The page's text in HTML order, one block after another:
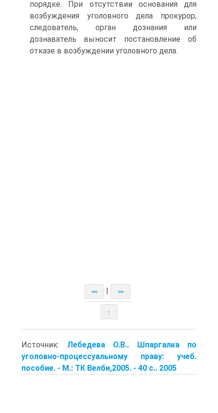
порядке. При отсутствии основания для
возбуждения уголовного дела прокурор,
следователь, орган дознания или
дознаватель выносит постановление об
отказе в возбуждении уголовного дела.
<< >>
↑
Источник: Лебедева О.В.. Шпаргалка по
уголовно-процессуальному праву: учеб.
пособие. - М.: ТК Велби,2005. - 40 с.. 2005